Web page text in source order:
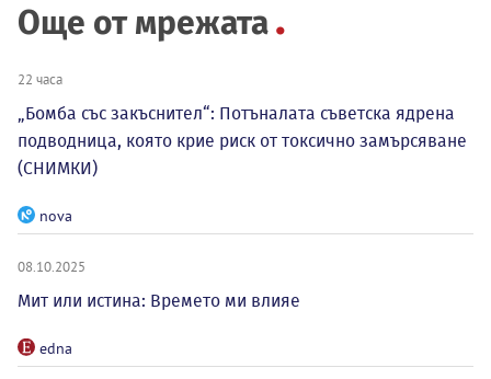
Още от мрежата
22 часа
„Бомба със закъснител“: Потъналата съветска ядрена
подводница, която крие риск от токсично замърсяване
(СНИМКИ)
nova
08.10.2025
Мит или истина: Времето ми влияе
edna